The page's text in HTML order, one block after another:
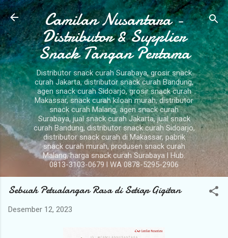
Langsung ke konten utama
Camilan Nusantara -
Distributor & Supplier
Snack Tangan Pertama
Distributor snack curah Surabaya, grosir snack
curah Jakarta, distributor snack curah Bandung,
agen snack curah Sidoarjo, grosir snack curah
Makassar, snack curah kiloan murah, distributor
snack curah Malang, agen snack curah
Surabaya, jual snack curah Jakarta, jual snack
curah Bandung, distributor snack curah Sidoarjo,
distributor snack curah di Makassar, pabrik
snack curah murah, produsen snack curah
Malang, harga snack curah Surabaya l Hub.
0813-3103-0679 l WA 0878-5295-2906
Sebuah Petualangan Rasa di Setiap Gigitan
Desember 12, 2023